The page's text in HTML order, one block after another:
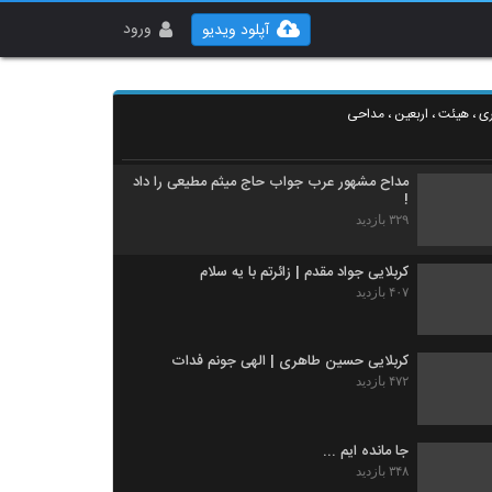
ورود آپلود ویدیو
، هیئت ، اربعین ، مداحی
جلوی آیینه خودمو میبینم | مداحی
۶۵۰ بازدید
مداح مشهور عرب جواب حاج میثم مطیعی را داد
!
۳۲۹ بازدید
کربلایی جواد مقدم | زائرتم با یه سلام
۴۰۷ بازدید
کربلایی حسین طاهری | الهی جونم فدات
۴۷۲ بازدید
جا مانده ایم ...
۳۴۸ بازدید